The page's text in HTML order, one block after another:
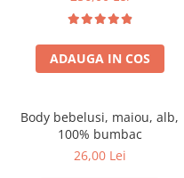
ADAUGA IN COS
Body bebelusi, maiou, alb,
100% bumbac
26,00 Lei